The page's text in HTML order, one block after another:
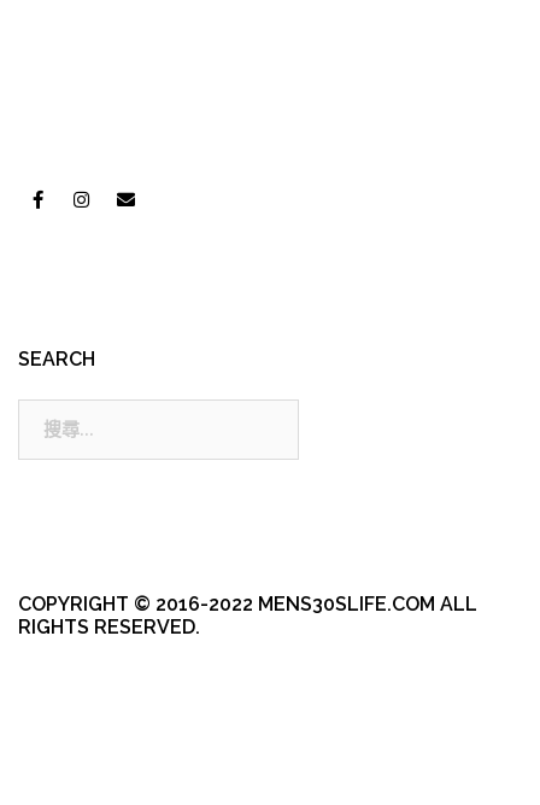
SEARCH
COPYRIGHT © 2016-2022 MENS30SLIFE.COM ALL
RIGHTS RESERVED.